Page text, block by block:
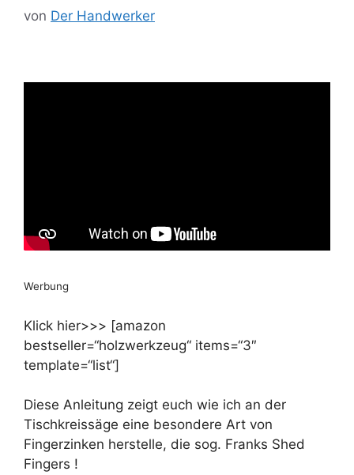
von Der Handwerker
Werbung
Klick hier>>> [amazon
bestseller=“holzwerkzeug“ items=“3″
template=“list“]
Diese Anleitung zeigt euch wie ich an der
Tischkreissäge eine besondere Art von
Fingerzinken herstelle, die sog. Franks Shed
Fingers !